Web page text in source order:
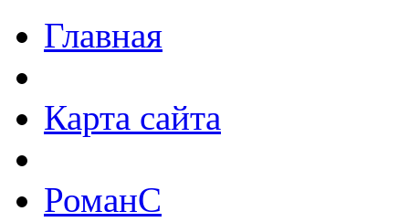
Главная
Карта сайта
РоманС